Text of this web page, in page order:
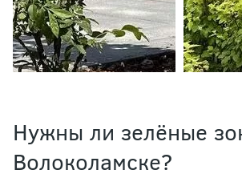
Нужны ли зелёные
Волоколамске?